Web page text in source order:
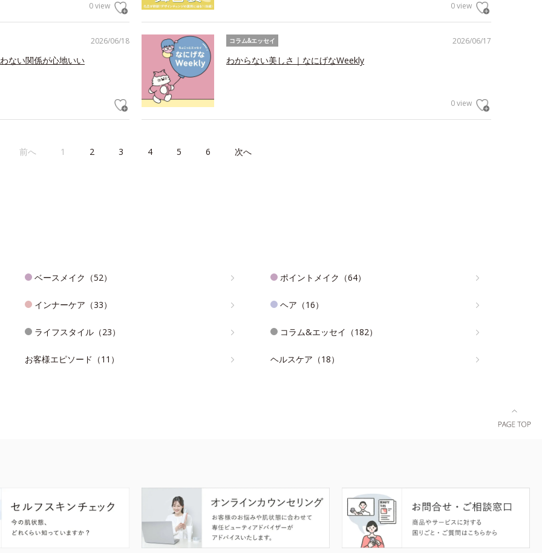
0 view 0 view
2026/06/18
ない関係が心地いい
2026/06/17
コラム&エッセイ
わからない美しさ｜なにげなWeekly
0 view
前へ 1 2 3 4 5 6 次へ
ベースメイク（52） ポイントメイク（64）
インナーケア（33） ヘア（16）
ライフスタイル（23） コラム&エッセイ（182）
お客様エピソード（11） ヘルスケア（18）